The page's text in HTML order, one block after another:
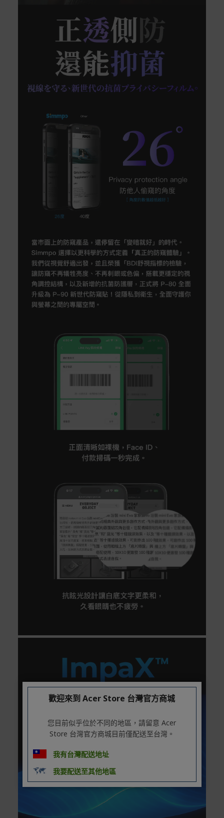
歡迎來到 Acer Store 台灣官方商城
您目前似乎位於不同的地區，請留意 Acer
Store 台灣官方商城目前僅配送至台灣。
我有台灣配送地址
我要配送至其他地區